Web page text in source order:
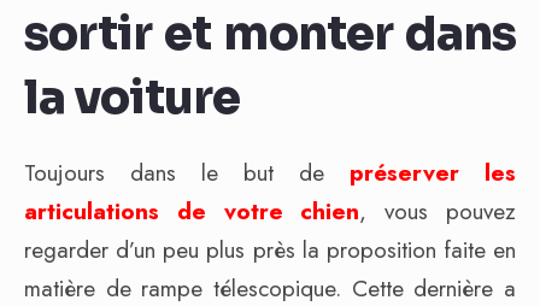
sortir et monter dans
la voiture
Toujours dans le but de préserver les
articulations de votre chien, vous pouvez
regarder d’un peu plus près la proposition faite en
matière de rampe télescopique. Cette dernière a